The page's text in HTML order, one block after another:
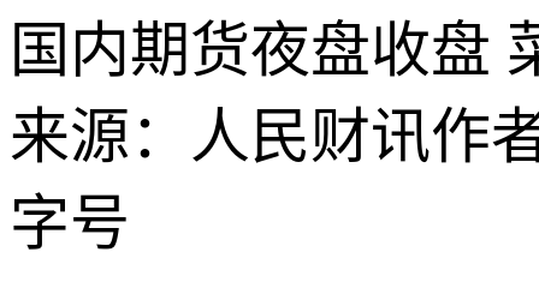
国内期货夜盘收盘
来源：人民财讯作
字号